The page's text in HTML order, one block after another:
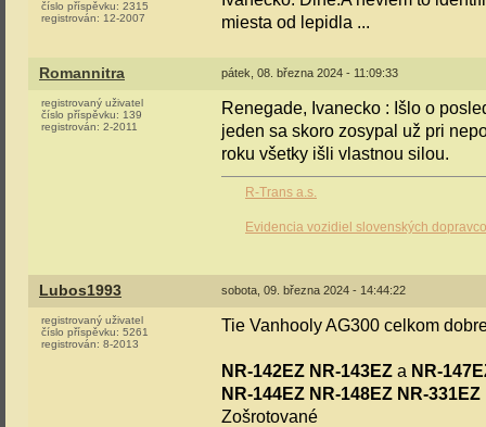
číslo příspěvku: 2315
registrován: 12-2007
miesta od lepidla ...
Romannitra pátek, 08. března 2024 - 11:09:33
registrovaný uživatel
číslo příspěvku: 139
registrován: 2-2011
Renegade, Ivanecko : Išlo o
jeden sa skoro zosypal už pri
roku všetky išli vlastnou silou.
R-Trans a.s.
Evidencia vozidiel slovenských
Lubos1993 sobota, 09. března 2024 - 14:44:22
registrovaný uživatel
číslo příspěvku: 5261
registrován: 8-2013
Tie Vanhooly AG300 celkom
NR-142EZ NR-143EZ a NR-
NR-144EZ NR-148EZ NR-331EZ
Zošrotované